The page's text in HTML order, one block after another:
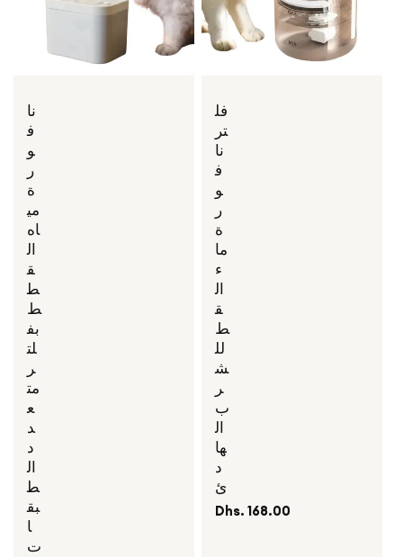
نا
ف
و
ر
ة
مي
اه
ال
ق
ط
ط
بف
لت
ر
مت
ع
د
د
ال
ط
بق
ا
ت
فل
تر
نا
ف
و
ر
ة
ما
ء
ال
ق
ط
لل
ش
ر
ب
ال
ها
د
ئ
السعر
Dhs. 168.00